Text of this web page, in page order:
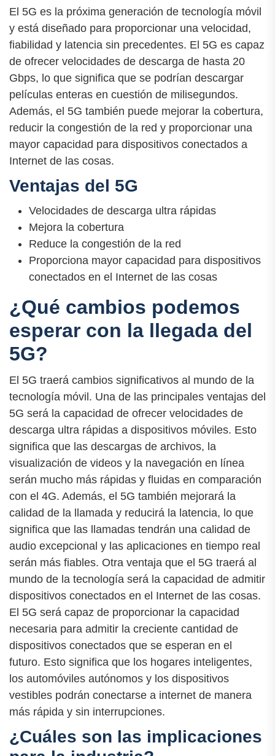
El 5G es la próxima generación de tecnología móvil
y está diseñado para proporcionar una velocidad,
fiabilidad y latencia sin precedentes. El 5G es capaz
de ofrecer velocidades de descarga de hasta 20
Gbps, lo que significa que se podrían descargar
películas enteras en cuestión de milisegundos.
Además, el 5G también puede mejorar la cobertura,
reducir la congestión de la red y proporcionar una
mayor capacidad para dispositivos conectados a
Internet de las cosas.
Ventajas del 5G
Velocidades de descarga ultra rápidas
Mejora la cobertura
Reduce la congestión de la red
Proporciona mayor capacidad para dispositivos
conectados en el Internet de las cosas
¿Qué cambios podemos
esperar con la llegada del
5G?
El 5G traerá cambios significativos al mundo de la
tecnología móvil. Una de las principales ventajas del
5G será la capacidad de ofrecer velocidades de
descarga ultra rápidas a dispositivos móviles. Esto
significa que las descargas de archivos, la
visualización de videos y la navegación en línea
serán mucho más rápidas y fluidas en comparación
con el 4G. Además, el 5G también mejorará la
calidad de la llamada y reducirá la latencia, lo que
significa que las llamadas tendrán una calidad de
audio excepcional y las aplicaciones en tiempo real
serán más fiables. Otra ventaja que el 5G traerá al
mundo de la tecnología será la capacidad de admitir
dispositivos conectados en el Internet de las cosas.
El 5G será capaz de proporcionar la capacidad
necesaria para admitir la creciente cantidad de
dispositivos conectados que se esperan en el
futuro. Esto significa que los hogares inteligentes,
los automóviles autónomos y los dispositivos
vestibles podrán conectarse a internet de manera
más rápida y sin interrupciones.
¿Cuáles son las implicaciones